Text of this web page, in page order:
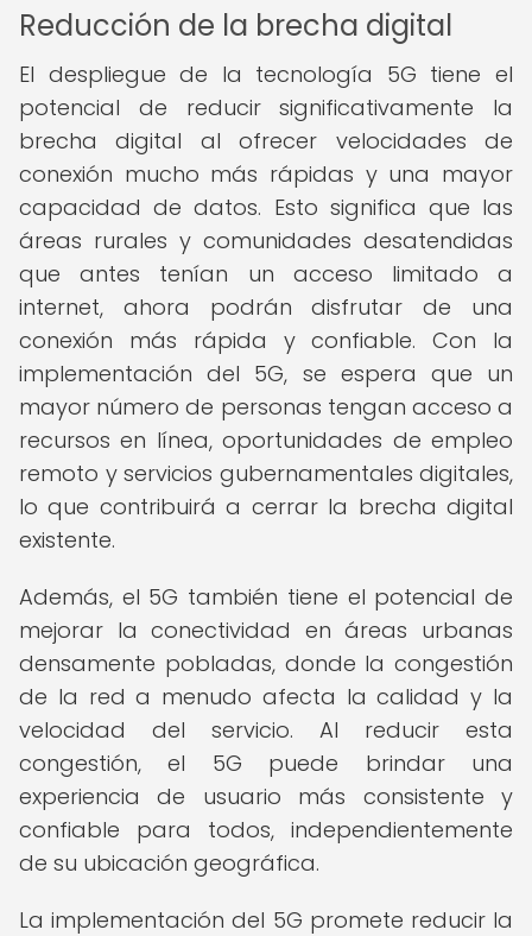
Reducción de la brecha digital
El despliegue de la tecnología 5G tiene el
potencial de reducir significativamente la
brecha digital al ofrecer velocidades de
conexión mucho más rápidas y una mayor
capacidad de datos. Esto significa que las
áreas rurales y comunidades desatendidas
que antes tenían un acceso limitado a
internet, ahora podrán disfrutar de una
conexión más rápida y confiable. Con la
implementación del 5G, se espera que un
mayor número de personas tengan acceso a
recursos en línea, oportunidades de empleo
remoto y servicios gubernamentales digitales,
lo que contribuirá a cerrar la brecha digital
existente.
Además, el 5G también tiene el potencial de
mejorar la conectividad en áreas urbanas
densamente pobladas, donde la congestión
de la red a menudo afecta la calidad y la
velocidad del servicio. Al reducir esta
congestión, el 5G puede brindar una
experiencia de usuario más consistente y
confiable para todos, independientemente
de su ubicación geográfica.
La implementación del 5G promete reducir la